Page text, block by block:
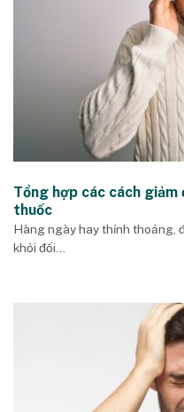
Tổng hợp các cách giảm
thuốc
Hàng ngày hay thỉnh thoảng,
khỏi đối...